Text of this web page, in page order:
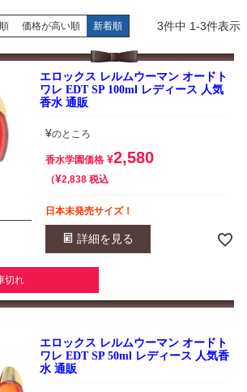
価格が高い順 新着順 3件中 1-3件表示
エロックス レルムウーマン オードト
ワレ EDT SP 100ml レディース 人気
香水 通販
¥のところ
香水学園価格 ¥2,580
¥2,838 税込
日本未発売サイズ！
詳細を見る
切れ
エロックス レルムウーマン オードト
ワレ EDT SP 50ml レディース 人気香
水 通販